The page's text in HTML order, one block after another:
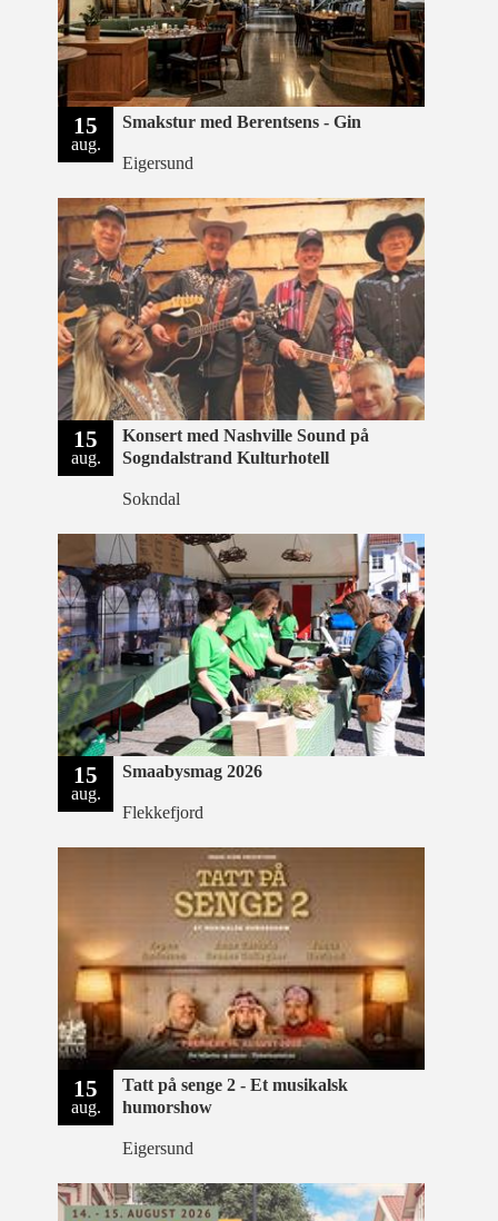
15
aug.
Smakstur med Berentsens - Gin
Eigersund
15
aug.
Konsert med Nashville Sound på
Sogndalstrand Kulturhotell
Sokndal
15
aug.
Smaabysmag 2026
Flekkefjord
15
aug.
Tatt på senge 2 - Et musikalsk
humorshow
Eigersund